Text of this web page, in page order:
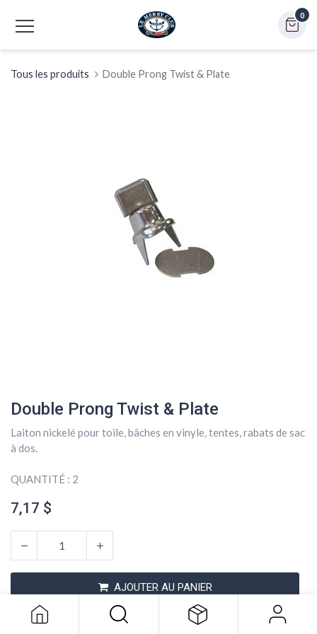
0
Tous les produits Double Prong Twist & Plate
Double Prong Twist & Plate
Laiton nickelé pour toile, bâches en vinyle, tentes, rabats de sac
à dos.
QUANTITÉ : 2
7,17 $
AJOUTER AU PANIER
7,17$